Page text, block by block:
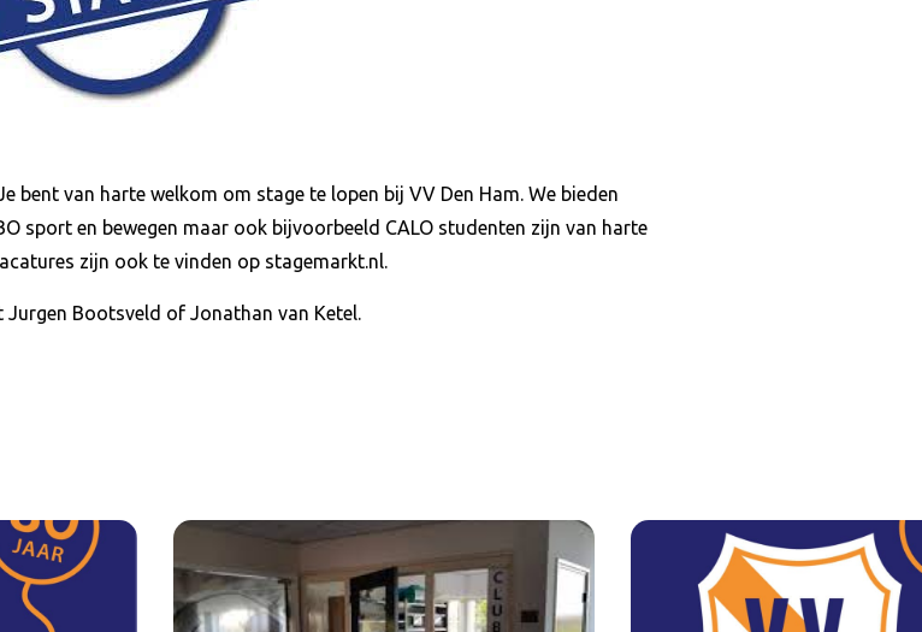
bent van harte welkom om stage te lopen bij VV Den Ham. We bieden
sport en bewegen maar ook bijvoorbeeld CALO studenten zijn van harte
zijn ook te vinden op stagemarkt.nl.
Jurgen Bootsveld of Jonathan van Ketel.